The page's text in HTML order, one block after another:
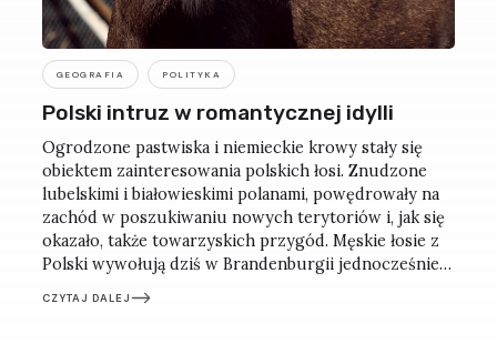
GEOGRAFIA POLITYKA
Polski intruz w romantycznej idylli
Ogrodzone pastwiska i niemieckie krowy stały się
obiektem zainteresowania polskich łosi. Znudzone
lubelskimi i białowieskimi polanami, powędrowały na
zachód w poszukiwaniu nowych terytoriów i, jak się
okazało, także towarzyskich przygód. Męskie łosie z
Polski wywołują dziś w Brandenburgii jednocześnie
rozbawienie, przerażenie i bezradność. Tym bardziej
że tych zwierząt nie widziano tu od niemal 200 lat.
CZYTAJ DALEJ